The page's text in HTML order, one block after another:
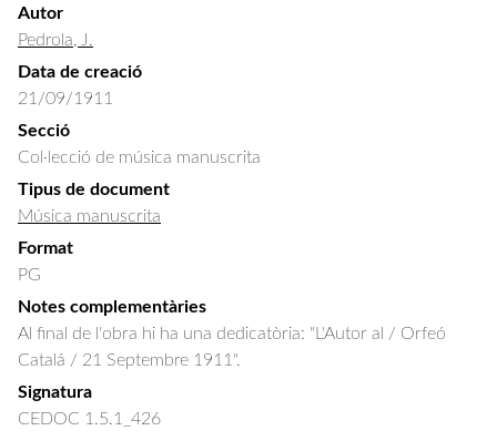
Autor
Pedrola, J.
Data de creació
21/09/1911
Secció
Col·lecció de música manuscrita
Tipus de document
Música manuscrita
Format
PG
Notes complementàries
Al final de l'obra hi ha una dedicatòria: "L'Autor al / Orfeó
Catalá / 21 Septembre 1911".
Signatura
CEDOC 1.5.1_426